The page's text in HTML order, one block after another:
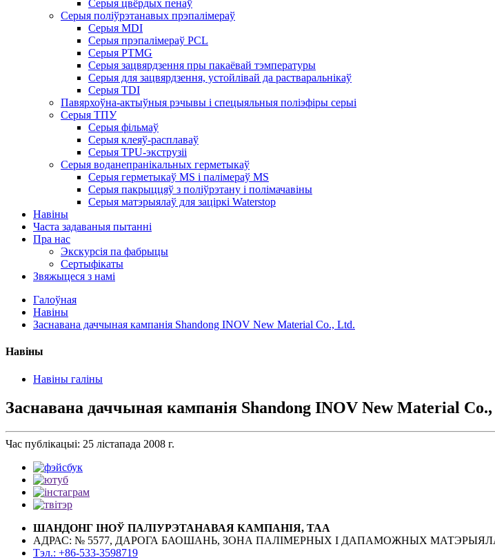
Серыя цвёрдых пенаў
Серыя поліўрэтанавых прэпалімераў
Серыя MDI
Серыя прэпалімераў PCL
Серыя PTMG
Серыя зацвярдзення пры пакаёвай тэмпературы
Серыя для зацвярдзення, устойлівай да растваральнікаў
Серыя TDI
Павярхоўна-актыўныя рэчывы і спецыяльныя поліэфіры серыі
Серыя ТПУ
Серыя фільмаў
Серыя клеяў-расплаваў
Серыя TPU-экструзіі
Серыя воданепранікальных герметыкаў
Серыя герметыкаў MS і палімераў MS
Серыя пакрыццяў з поліўрэтану і полімачавіны
Серыя матэрыялаў для заціркі Waterstop
Навіны
Часта задаваныя пытанні
Пра нас
Экскурсія па фабрыцы
Сертыфікаты
Звяжыцеся з намі
Галоўная
Навіны
Заснавана даччыная кампанія Shandong INOV New Material Co., Ltd.
Навіны
Навіны галіны
Заснавана даччыная кампанія Shandong INOV New Material
Час публікацыі: 25 лістапада 2008 г.
ШАНДОНГ ІНОЎ ПАЛІУРЭТАНАВАЯ КАМПАНІЯ, ТАА
АДРАС: № 5577, ДАРОГА БАОШАНЬ, ЗОНА ПАЛІМЕРНЫХ І ДАПАМОЖНЫХ
Тэл.: +86-533-3598719